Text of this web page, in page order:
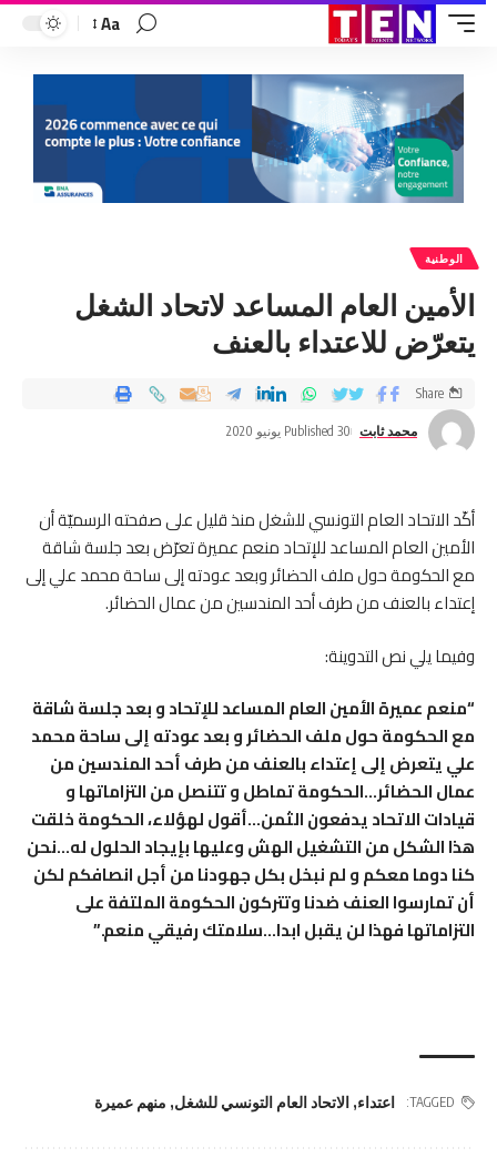
Aa
الوطنية
الأمين العام المساعد لاتحاد الشغل
يتعرّض للاعتداء بالعنف
محمد ثابت Published 30 يونيو 2020
Share
أكّد الاتحاد العام التونسي للشغل منذ قليل على صفحته الرسميّة أن
الأمين العام المساعد للإتحاد منعم عميرة تعرّض بعد جلسة شاقة
مع الحكومة حول ملف الحضائر وبعد عودته إلى ساحة محمد علي إلى
إعتداء بالعنف من طرف أحد المندسين من عمال الحضائر.
وفيما يلي نص التدوينة:
“منعم عميرة الأمين العام المساعد للإتحاد و بعد جلسة شاقة
مع الحكومة حول ملف الحضائر و بعد عودته إلى ساحة محمد
علي يتعرض إلى إعتداء بالعنف من طرف أحد المندسين من
عمال الحضائر…الحكومة تماطل و تتنصل من التزاماتها و
قيادات الاتحاد يدفعون الثمن…أقول لهؤلاء، الحكومة خلقت
هذا الشكل من التشغيل الهش وعليها بإيجاد الحلول له…نحن
كنا دوما معكم و لم نبخل بكل جهودنا من أجل انصافكم لكن
أن تمارسوا العنف ضدنا وتتركون الحكومة الملتفة على
التزاماتها فهذا لن يقبل ابدا…سلامتك رفيقي منعم.”
TAGGED: اعتداء,الاتحاد العام التونسي للشغل,منهم عميرة